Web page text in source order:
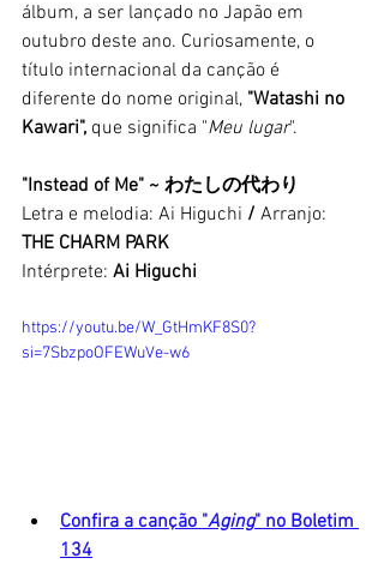
álbum, a ser lançado no Japão em
outubro deste ano. Curiosamente, o
título internacional da canção é
diferente do nome original, "Watashi no
Kawari", que significa "Meu lugar".
"Instead of Me" ~ わたしの代わり
Letra e melodia: Ai Higuchi / Arranjo:
THE CHARM PARK
Intérprete: Ai Higuchi
https://youtu.be/W_GtHmKF8S0?
si=7SbzpoOFEWuVe-w6
Confira a canção "Aging" no Boletim
134